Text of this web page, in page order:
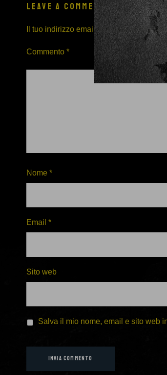
LEAVE A COMMENT
Il tuo indirizzo email non sarà pubblicato.
Commento *
Nome *
Email *
Sito web
Salva il mio nome, email e sito web